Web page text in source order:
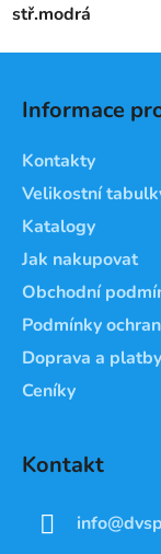
stř.modrá
Informace
Kontakty
Velikostní
Katalogy
Jak nakupovat
Obchodní
Podmínky
Doprava a platby
Ceníky
Kontakt
info@